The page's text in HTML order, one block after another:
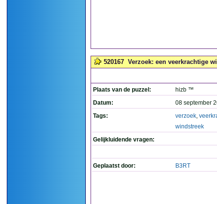
520167 Verzoek: een veerkrachtige
Plaats van de puzzel:
hizb ™
Datum:
08 september
Tags:
verzoek,
windstreek
Gelijkluidende vragen:
Geplaatst door: B3RT